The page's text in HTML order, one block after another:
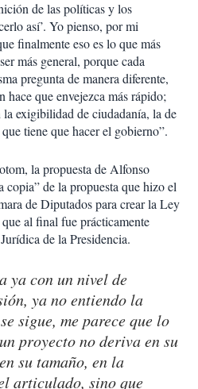
de las políticas y los
así’. Yo pienso, por mi
finalmente eso es lo que más
más general, porque cada
pregunta de manera diferente,
hace que envejezca más rápido;
la exigibilidad de ciudadanía, la de
tiene que hacer el gobierno”.
la propuesta de Alfonso
copia” de la propuesta que hizo el
de Diputados para crear la Ley
al final fue prácticamente
de la Presidencia.
ya con un nivel de
ya no entiendo la
sigue, me parece que lo
proyecto no deriva en su
su tamaño, en la
articulado, sino que